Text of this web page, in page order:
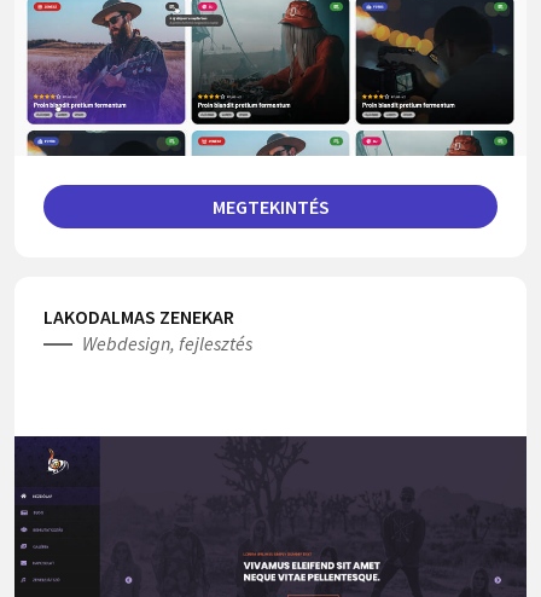
MEGTEKINTÉS
LAKODALMAS ZENEKAR
Webdesign, fejlesztés